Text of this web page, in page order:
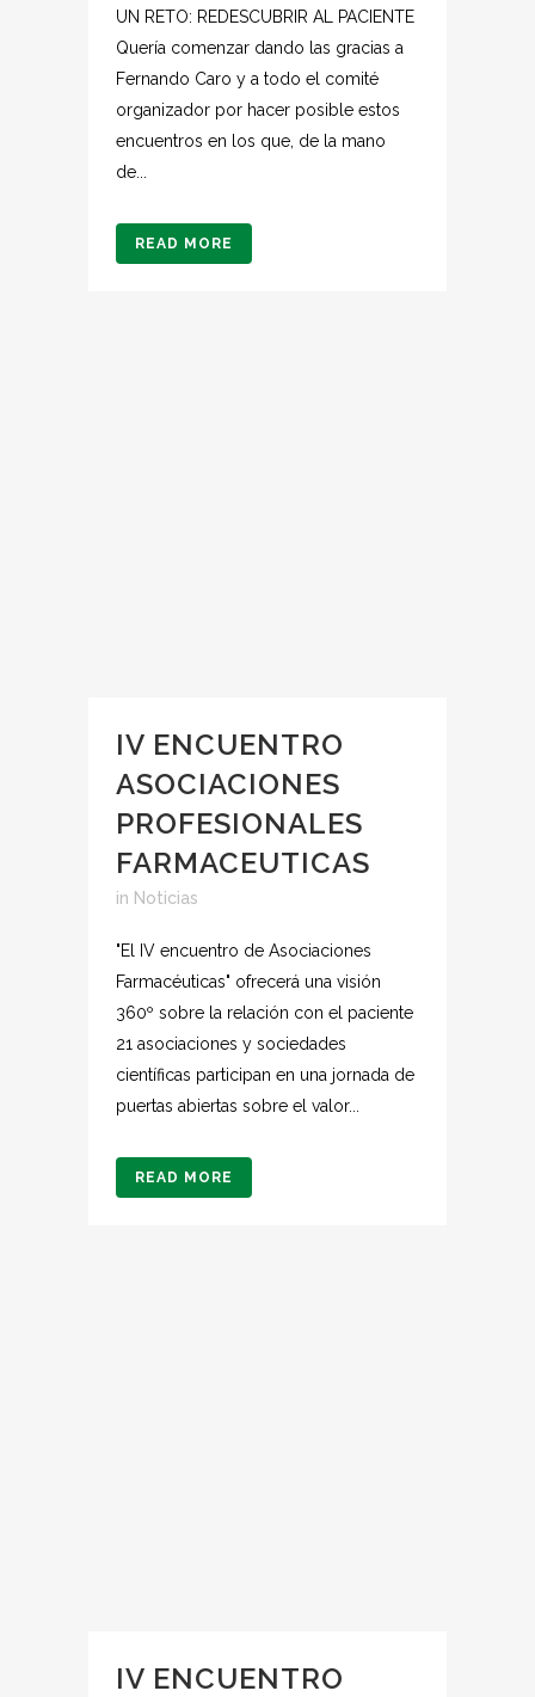
UN RETO: REDESCUBRIR AL PACIENTE
Quería comenzar dando las gracias a
Fernando Caro y a todo el comité
organizador por hacer posible estos
encuentros en los que, de la mano
de...
READ MORE
IV ENCUENTRO
ASOCIACIONES
PROFESIONALES
FARMACEUTICAS
in Noticias
"El IV encuentro de Asociaciones
Farmacéuticas" ofrecerá una visión
360º sobre la relación con el paciente
21 asociaciones y sociedades
científicas participan en una jornada de
puertas abiertas sobre el valor...
READ MORE
IV ENCUENTRO